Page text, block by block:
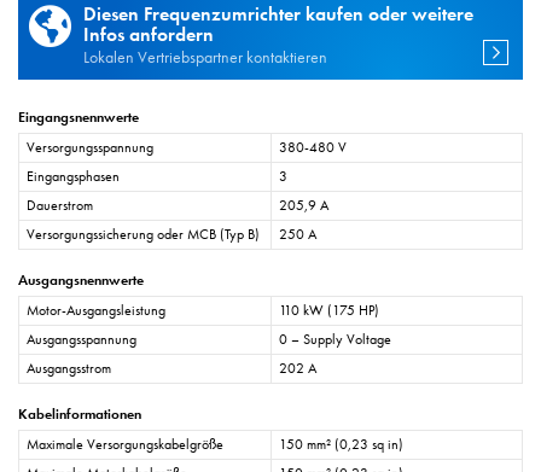
Diesen Frequenzumrichter kaufen oder weitere
Infos anfordern
Lokalen Vertriebspartner kontaktieren
Eingangsnennwerte
Versorgungsspannung
380-480 V
Eingangsphasen
3
Dauerstrom
205,9 A
Versorgungssicherung oder MCB (Typ B)
250 A
Ausgangsnennwerte
Motor-Ausgangsleistung
110 kW (175 HP)
Ausgangsspannung
0 – Supply Voltage
Ausgangsstrom
202 A
Kabelinformationen
Maximale Versorgungskabelgröße
150 mm² (0,23 sq in)